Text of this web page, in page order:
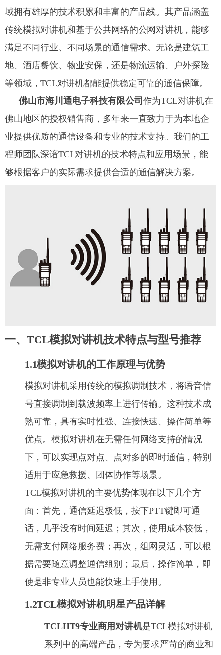
域拥有雄厚的技术积累和丰富的产品线。其产品涵盖
传统模拟对讲机和基于公共网络的公网对讲机，能够
满足不同行业、不同场景的通信需求。无论是建筑工
地、酒店餐饮、物业安保，还是物流运输、户外探险
等领域，TCL对讲机都能提供稳定可靠的通信保障。
佛山市海川通电子科技有限公司 作为TCL对讲机在
佛山地区的授权销售商，多年来一直致力于为本地企
业提供优质的通信设备和专业的技术支持。我们的工
程师团队深谙TCL对讲机的技术特点和应用场景，能
够根据客户的实际需求提供合适的通信解决方案。
一、TCL模拟对讲机技术特点与型号推荐
1.1模拟对讲机的工作原理与优势
模拟对讲机采用传统的模拟调制技术，将语音信
号直接调制到载波频率上进行传输。这种技术成
熟可靠，具有实时性强、连接快速、操作简单等
优点。模拟对讲机在无需任何网络支持的情况
下，可以实现点对点、点对多的即时通信，特别
适用于应急救援、团体协作等场景。
TCL模拟对讲机的主要优势体现在以下几个方
面：首先，通信延迟极低，按下PTT键即可通
话，几乎没有时间延迟；其次，使用成本较低，
无需支付网络服务费；再次，组网灵活，可以根
据需要随意调整通信组别；最后，操作简单，即
使是非专业人员也能快速上手使用。
1.2TCL模拟对讲机明星产品详解
TCLHT9专业商用对讲机是TCL模拟对讲机
系列中的高端产品，专为要求严苛的商业和